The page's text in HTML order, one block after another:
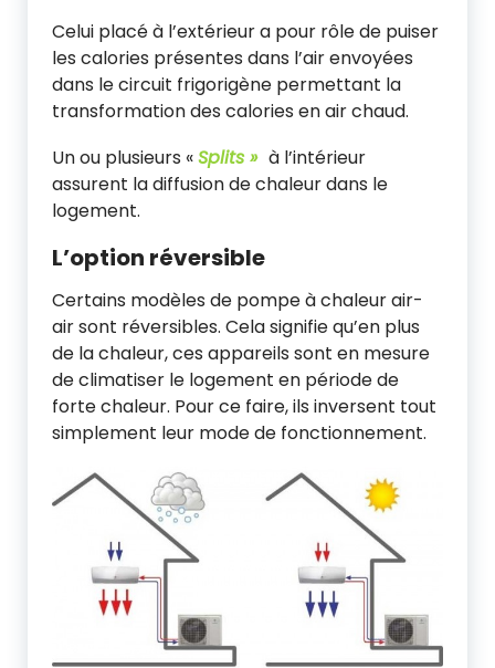
Celui placé à l’extérieur a pour rôle de puiser
les calories présentes dans l’air envoyées
dans le circuit frigorigène permettant la
transformation des calories en air chaud.
Un ou plusieurs «Splits » à l’intérieur
assurent la diffusion de chaleur dans le
logement.
L’option réversible
Certains modèles de pompe à chaleur air-
air sont réversibles. Cela signifie qu’en plus
de la chaleur, ces appareils sont en mesure
de climatiser le logement en période de
forte chaleur. Pour ce faire, ils inversent tout
simplement leur mode de fonctionnement.